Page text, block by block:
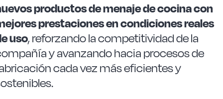
productos de menaje de cocina con
prestaciones en condiciones reales
uso, reforzando la competitividad de la
y avanzando hacia procesos de
cada vez más eficientes y